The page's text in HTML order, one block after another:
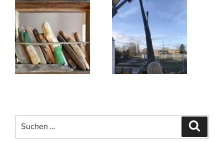
nach: